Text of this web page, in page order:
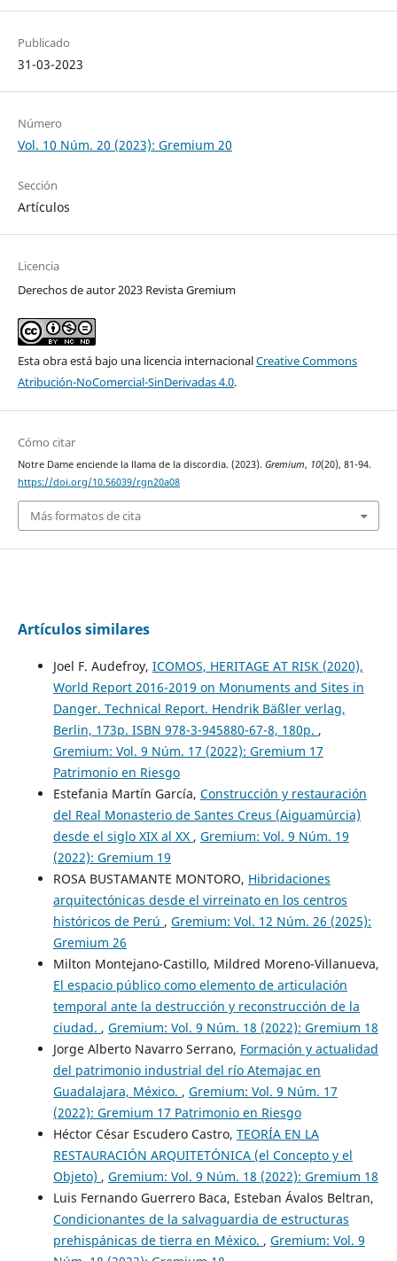
Publicado
31-03-2023
Número
Vol. 10 Núm. 20 (2023): Gremium 20
Sección
Artículos
Licencia
Derechos de autor 2023 Revista Gremium
Esta obra está bajo una licencia internacionalCreative Commons
Atribución-NoComercial-SinDerivadas 4.0.
Cómo citar
Notre Dame enciende la llama de la discordia. (2023). Gremium, 10(20), 81-94.
https://doi.org/10.56039/rgn20a08
Más formatos de cita
Artículos similares
Joel F. Audefroy, ICOMOS, HERITAGE AT RISK (2020),
World Report 2016-2019 on Monuments and Sites in
Danger. Technical Report. Hendrik Bäßler verlag,
Berlin, 173p. ISBN 978-3-945880-67-8, 180p. ,
Gremium: Vol. 9 Núm. 17 (2022): Gremium 17
Patrimonio en Riesgo
Estefania Martín García, Construcción y restauración
del Real Monasterio de Santes Creus (Aiguamúrcia)
desde el siglo XIX al XX , Gremium: Vol. 9 Núm. 19
(2022): Gremium 19
ROSA BUSTAMANTE MONTORO, Hibridaciones
arquitectónicas desde el virreinato en los centros
históricos de Perú , Gremium: Vol. 12 Núm. 26 (2025):
Gremium 26
Milton Montejano-Castillo, Mildred Moreno-Villanueva,
El espacio público como elemento de articulación
temporal ante la destrucción y reconstrucción de la
ciudad. , Gremium: Vol. 9 Núm. 18 (2022): Gremium 18
Jorge Alberto Navarro Serrano, Formación y actualidad
del patrimonio industrial del río Atemajac en
Guadalajara, México. , Gremium: Vol. 9 Núm. 17
(2022): Gremium 17 Patrimonio en Riesgo
Héctor César Escudero Castro, TEORÍA EN LA
RESTAURACIÓN ARQUITETÓNICA (el Concepto y el
Objeto) , Gremium: Vol. 9 Núm. 18 (2022): Gremium 18
Luis Fernando Guerrero Baca, Esteban Ávalos Beltran,
Condicionantes de la salvaguardia de estructuras
prehispánicas de tierra en México. , Gremium: Vol. 9